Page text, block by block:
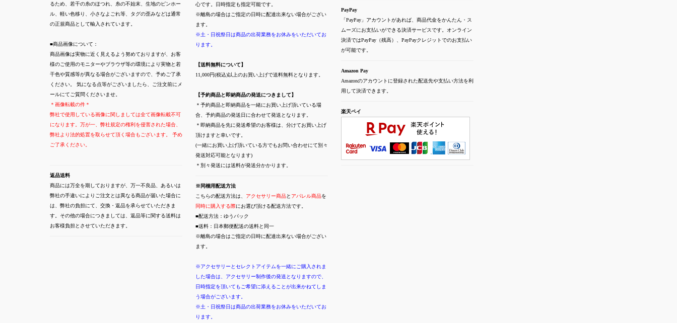
るため、若干の糸のほつれ、糸の不始末、生地のピンホー
ル、軽い色移り、小さなよごれ等、タグの歪みなどは通常
の正規商品として輸入されています。
■商品画像について：
商品画像は実物に近く見えるよう努めておりますが、お客
様のご使用のモニターやブラウザ等の環境により実物と若
干色や質感等が異なる場合がございますので、予めご了承
ください。 気になる点等がございましたら、ご注文前にメ
ールにてご質問くださいませ。
＊画像転載の件＊
弊社で使用している画像に関しましては全て画像転載不可
になります。万が一、弊社規定の権利を侵害された場合、
弊社より法的処置を取らせて頂く場合もございます。 予め
ご了承ください。
返品送料
商品には万全を期しておりますが、万一不良品、あるいは
弊社の手違いによりご注文とは異なる商品が届いた場合に
は、弊社の負担にて、交換・返品を承らせていただきま
す。その他の場合につきましては、返品等に関する送料は
お客様負担とさせていただきます。
心です。日時指定も指定可能です。
※離島の場合はご指定の日時に配達出来ない場合がござい
ます。
※土・日祝祭日は商品の出荷業務をお休みをいただいてお
ります。
【送料無料について】
11,000円(税込)以上のお買い上げで送料無料となります。
【予約商品と即納商品の発送につきまして】
＊予約商品と即納商品を一緒にお買い上げ頂いている場
合、予約商品の発送日に合わせて発送となります。
＊即納商品を先に発送希望のお客様は、分けてお買い上げ
頂けますと幸いです。
(一緒にお買い上げ頂いている方でもお問い合わせにて別々
発送対応可能となります)
＊別々発送には送料が発送分かかります。
※同梱用配送方法
こちらの配送方法は、
アクセサリー商品と アパレル商品を
同時に購入する際にお選び頂ける配送方法です。
■配送方法：ゆうパック
■送料：日本郵便配送の送料と同一
※離島の場合はご指定の日時に配達出来ない場合がござい
ます。
※アクセサリーとセレクトアイテムを一緒にご購入されま
した場合は、アクセサリー制作後の発送となりますので、
日時指定を頂いてもご希望に添えることが出来かねてしま
う場合がございます。
※土・日祝祭日は商品の出荷業務をお休みをいただいてお
ります。
PayPay
「PayPay」アカウントがあれば、商品代金をかんたん・ス
ムーズにお支払いができる決済サービスです。オンライン
決済ではPayPay（残高）、PayPayクレジットでのお支払い
が可能です。
Amazon Pay
Amazonのアカウントに登録された配送先や支払い方法を利
用して決済できます。
楽天ペイ